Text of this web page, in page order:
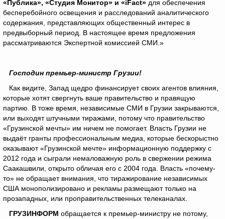
«Публика», «Студия Монитор» и «iFact» для обеспечения
бесперебойного освещения и расследований аналитического
содержания, представляющих общественный интерес в
предвыборный период. В настоящее время предложения
рассматриваются Экспертной комиссией СМИ.»
Господин премьер-министр Грузии!
Как видите, Запад щедро финансирует своих агентов влияния,
которые хотят свергнуть ваше правительство и правящую
партию. В тоже время, независимые СМИ в Грузии закрываются,
или выходят штучными тиражами, потому что правительство
«Грузинской мечты» им ничем не помогает. Власть Грузии не
выдаёт гранты профессиональным медиа, которые бескорыстно
оказывают «Грузинской мечте» информационную поддержку с
2012 года и сыграли немаловажную роль в свержении режима
Саакашвили, открыто обличая его с 2004 года. Власть «почему-
то» не обращает внимания, что тиражирование независимых
США монополизировано и рекламы размещают только на
прозападных, или проправительственных телеканалах.
ГРУЗИНФОРМ обращается к премьер-министру не потому,